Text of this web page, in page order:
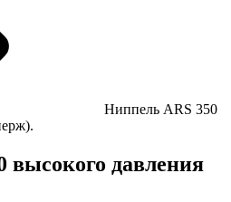
Ниппель ARS 350
высокого давления